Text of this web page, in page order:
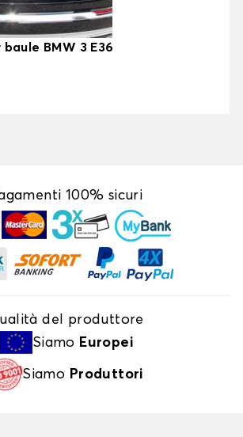
BMW 3 E36
100% sicuri
del produttore
Siamo Europei
Siamo Produttori